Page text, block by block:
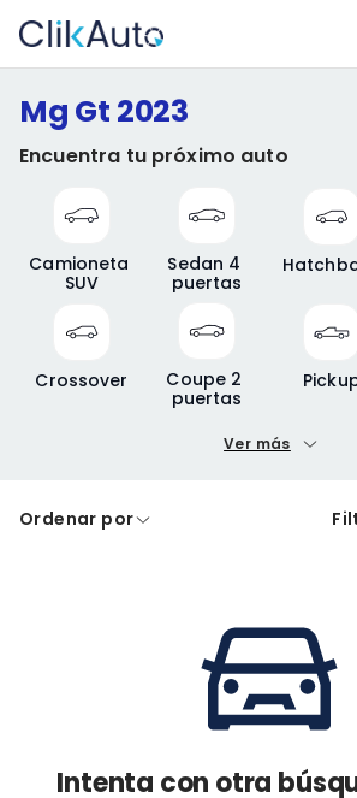
Mg Gt 2023
Encuentra tu próximo auto
Camioneta
SUV
Sedan 4
puertas
Crossover
Coupe 2
puertas
Precio
A crédito De
Ver más
Ordenar por
Intenta con otra